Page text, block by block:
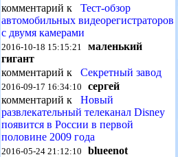
комментарий к Тест-обзор
автомобильных видеорегистраторов
с двумя камерами
2016-10-18 15:15:21 маленький
гигант
комментарий к Секретный завод
2016-09-17 16:34:10 сергей
комментарий к Новый
развлекательный телеканал Disney
появится в России в первой
половине 2009 года
2016-05-24 21:12:10 blueenot